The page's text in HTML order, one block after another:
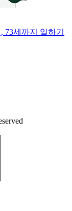
73세까지 일하기